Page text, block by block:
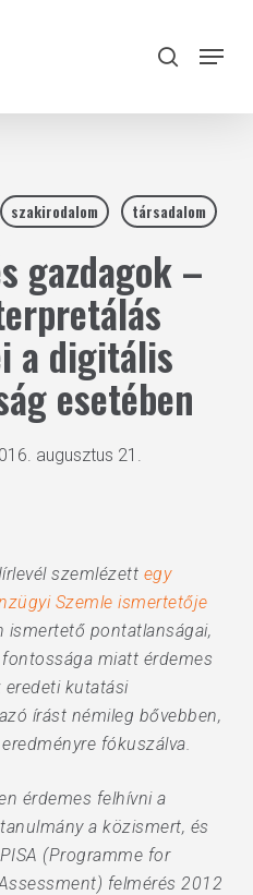
search
Menu
szakirodalom társadalom
gazdagok –
a digitális
esetében
augusztus 21.
szemlézett egy
Szemle ismertetője
ismertető pontatlanságai,
miatt érdemes
kutatási
írást némileg bővebben,
fókuszálva.
érdemes felhívni a
a közismert, és
(Programme for
felmérés 2012
Close